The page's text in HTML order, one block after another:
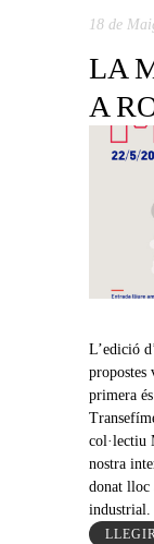
18 de
LA
A
L’edició
propostes
primera
col·lectiu
nostra
donat lloc